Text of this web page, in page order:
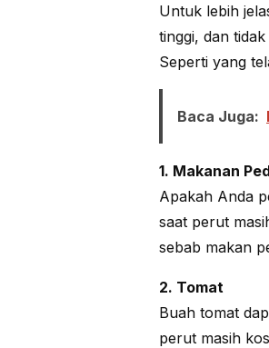
Untuk lebih
tinggi, dan
Seperti yang
Baca Juga:
1. Makanan
Apakah Anda
saat perut
sebab makan
2. Tomat
Buah tomat
perut masih